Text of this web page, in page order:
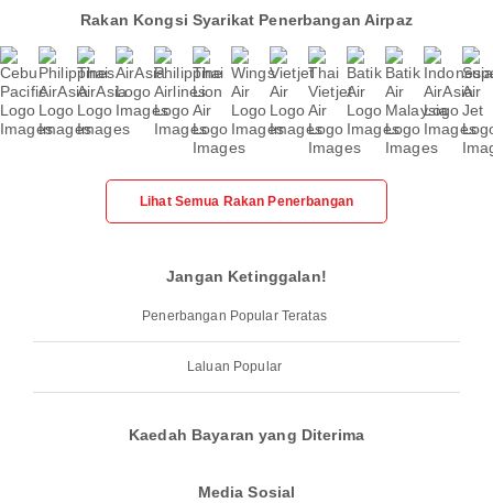
Rakan Kongsi Syarikat Penerbangan Airpaz
Lihat Semua Rakan Penerbangan
Jangan Ketinggalan!
Penerbangan Popular Teratas
Laluan Popular
Kaedah Bayaran yang Diterima
Media Sosial